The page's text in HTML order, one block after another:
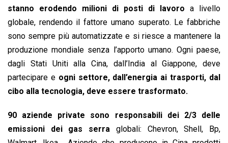
stanno erodendo milioni di posti di lavoro a livello
globale, rendendo il fattore umano superato. Le fabbriche
sono sempre più automatizzate e si riesce a mantenere la
produzione mondiale senza l’apporto umano. Ogni paese,
dagli Stati Uniti alla Cina, dall’India al Giappone, deve
partecipare e ogni settore, dall’energia ai trasporti, dal
cibo alla tecnologia, deve essere trasformato.
90 aziende private sono responsabili dei 2/3 delle
emissioni dei gas serra globali: Chevron, Shell, Bp,